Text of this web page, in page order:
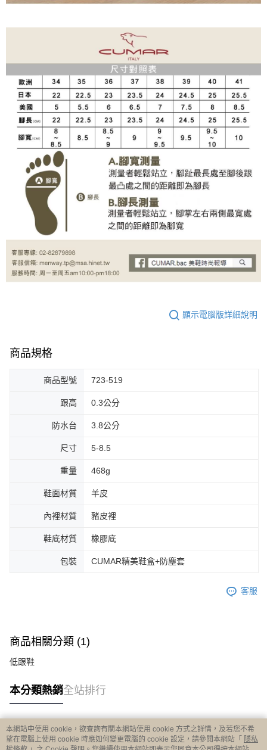
顯示電腦版詳細說明
商品規格
商品型號 723-519
跟高 0.3公分
防水台 3.8公分
尺寸 5-8.5
重量 468g
鞋面材質 羊皮
內裡材質 豬皮裡
鞋底材質 橡膠底
包裝 CUMAR精美鞋盒+防塵套
客服
商品相關分類 (1)
低跟鞋
本分類熱銷全站排行
熱門標籤
本網站中使用 cookie，欲查詢有關本網站使用 cookie 方式之詳情，及若您不希
望在電腦上使用 cookie 時應如何變更電腦的 cookie 設定，請參閱本網站「 隱私